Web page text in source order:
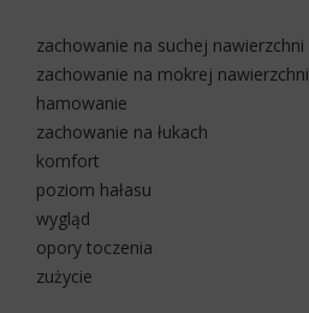
zachowanie na suchej nawierzchni
zachowanie na mokrej nawierzchni
hamowanie
zachowanie na łukach
komfort
poziom hałasu
wygląd
opory toczenia
zużycie